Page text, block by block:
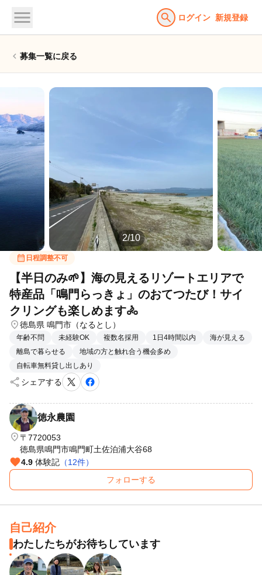
menu search ログイン 新規登録
chevron_left 募集一覧に戻る
3/10
calendar_month 日程調整不可
【半日のみ🌱】海の見えるリゾートエリアで
特産品「鳴門らっきょ」のおてつたび！サイ
クリングも楽しめます🚴
location_on徳島県 鳴門市（なるとし）
年齢不問 未経験OK 複数名採用 1日4時間以内
海が見える
離島で暮らせる
地域の方と触れ合う機会多め
自転車無料貸し出しあり
share シェアする
徳永農園
location_on 〒7720053
徳島県鳴門市鳴門町土佐泊浦大谷68
favorite4.9 体験記 （12件）
フォローする
自己紹介
わたしたちがお待ちしています